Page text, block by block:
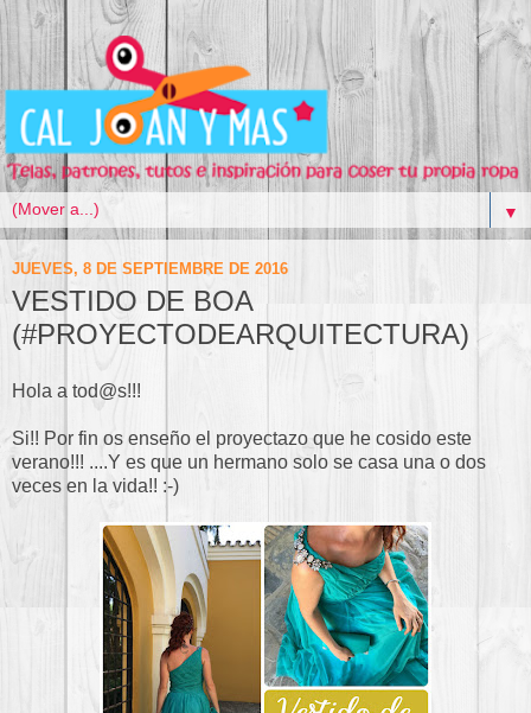
▼
JUEVES, 8 DE SEPTIEMBRE DE 2016
VESTIDO DE BOA
(#PROYECTODEARQUITECTURA)
Hola a tod@s!!!
Si!! Por fin os enseño el proyectazo que he cosido este
verano!!! ....Y es que un hermano solo se casa una o dos
veces en la vida!! :-)